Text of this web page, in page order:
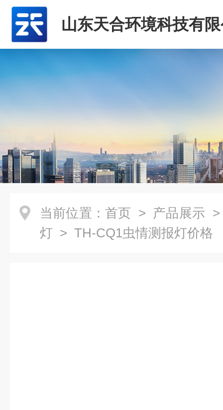
山东天合环境科技有
当前位置： 首页 > 产品展示
灯 > TH-CQ1虫情测报灯价格